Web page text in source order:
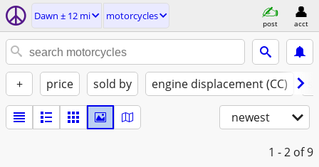
Dawn ± 12 mi motorcycles
post acct
+ price sold by engine displacement (CC)
newest
1 - 2 of 9